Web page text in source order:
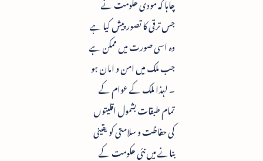
جس ترقی کا تصور پیش کیا ہے
وہ اسی صورت میں ممکن ہے
جب ملک میں امن و امان ہو
۔ لہذا ملک کے عوام کے
تمام طبقات بشمول اقلیتوں
کی حفاظت و سلامتی کو یقینی
بنانے میں نئی حکومت کے